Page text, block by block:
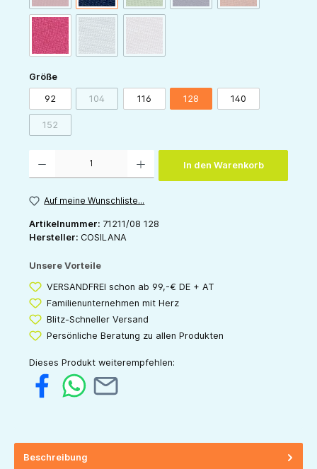
pink grau
(Diese Option ist zurzeit nicht verfügbar.)
Größeauswählen
92 104(Diese Option ist zurzeit nicht verfügbar.)
116 128 140
152(Diese Option ist zurzeit nicht verfügbar.)
In den Warenkorb
Auf meine Wunschliste...
Artikelnummer: 71211/08 128
Hersteller: COSILANA
Unsere Vorteile
VERSANDFREI schon ab 99,-€ DE + AT
Familienunternehmen mit Herz
Blitz-Schneller Versand
Persönliche Beratung zu allen Produkten
Dieses Produkt weiterempfehlen:
Beschreibung